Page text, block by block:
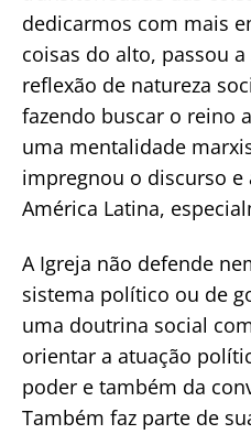
dedicarmos com mais
coisas do alto, passou
reflexão de natureza
fazendo buscar o reino
uma mentalidade
impregnou o discurso e
América Latina,
A Igreja não defende
sistema político ou de
uma doutrina social
orientar a atuação
poder e também da
Também faz parte de